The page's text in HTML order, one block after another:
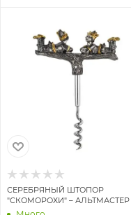
СЕРЕБРЯНЫЙ ШТОПОР
"СКОМОРОХИ" – АЛЬТМАСТЕР